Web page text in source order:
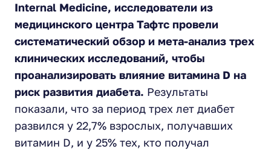
Internal Medicine, исследователи из
медицинского центра Тафтс провели
систематический обзор и мета-анализ трех
клинических исследований, чтобы
проанализировать влияние витамина D на
риск развития диабета. Результаты
показали, что за период трех лет диабет
развился у 22,7% взрослых, получавших
витамин D, и у 25% тех, кто получал